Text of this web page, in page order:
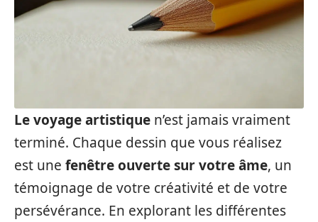
Le voyage artistique n’est jamais vraiment
terminé. Chaque dessin que vous réalisez
est une fenêtre ouverte sur votre âme, un
témoignage de votre créativité et de votre
persévérance. En explorant les différentes